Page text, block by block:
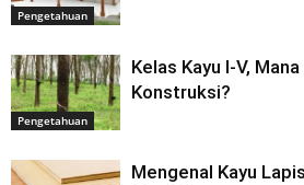
Pengetahuan
Pengetahuan
Kelas Kayu I-V,
Konstruksi?
Mengenal Kayu